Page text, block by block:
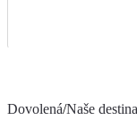
Dovolená/Naše